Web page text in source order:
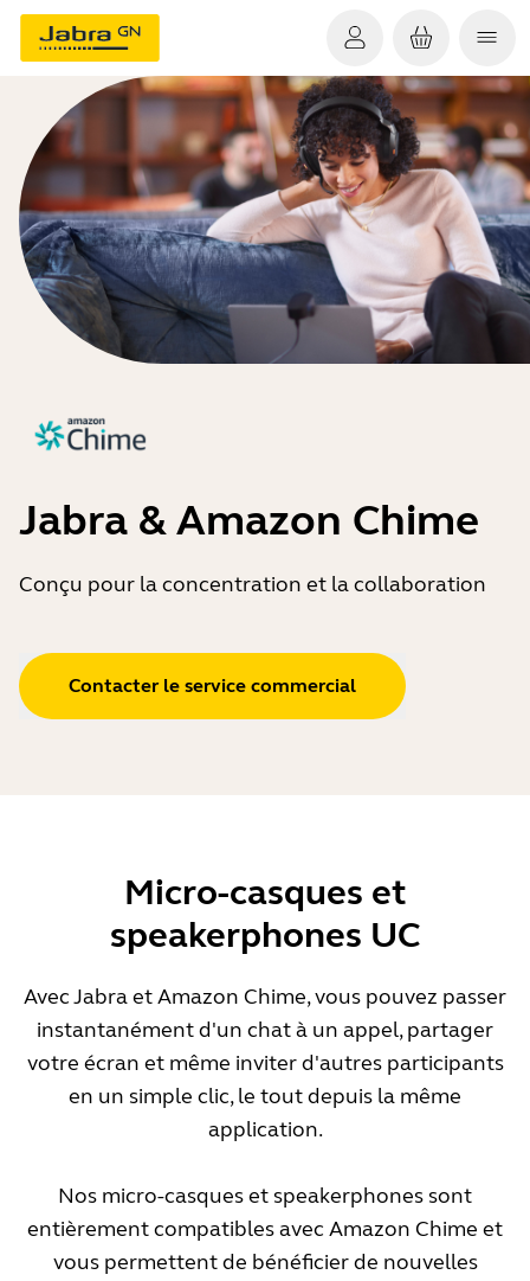
Jabra & Amazon Chime
Conçu pour la concentration et la collaboration
Contacter le service commercial
Micro-casques et
speakerphones UC
Avec Jabra et Amazon Chime, vous pouvez passer
instantanément d'un chat à un appel, partager
votre écran et même inviter d'autres participants
en un simple clic, le tout depuis la même
application.
Nos micro-casques et speakerphones sont
entièrement compatibles avec Amazon Chime et
vous permettent de bénéficier de nouvelles